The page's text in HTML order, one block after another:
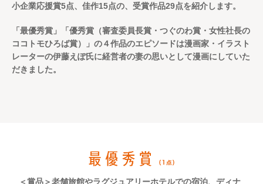
小企業応援賞5点、佳作15点の、受賞作品29点を紹介します。
「最優秀賞」「優秀賞（審査委員長賞・つぐのわ賞・女性社長の
ココトモひろば賞）」の４作品のエピソードは漫画家・イラスト
レーターの伊藤えぽ氏に経営者の妻の思いとして漫画にしていた
だきました。
＜賞品＞老舗旅館やラグジュアリーホテルでの宿泊、ディナ